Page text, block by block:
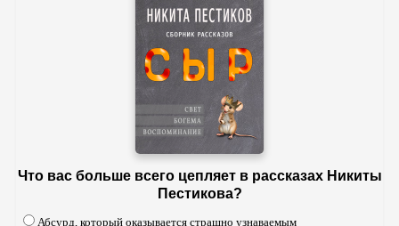
Что вас больше всего цепляет в рассказах Никиты
Пестикова?
Абсурд, который оказывается страшно узнаваемым